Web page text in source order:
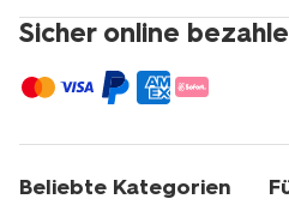
Sicher online
Beliebte Kategorien